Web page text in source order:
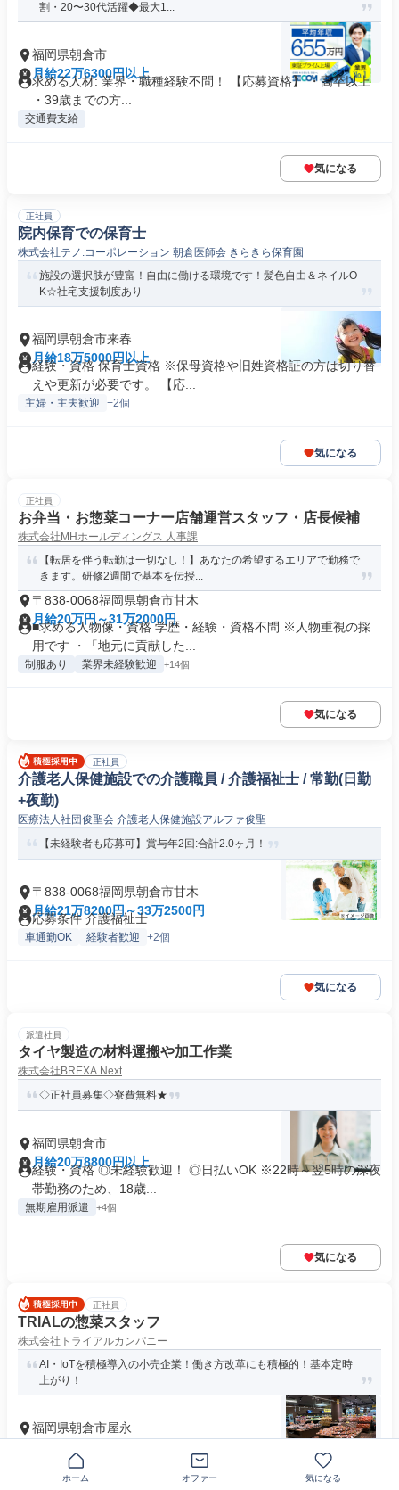
割・20〜30代活躍◆最大1...
福岡県朝倉市
月給22万6300円以上
求める人材: 業界・職種経験不問！ 【応募資格】 ・高卒以上
・39歳までの方...
交通費支給
気になる
正社員
院内保育での保育士
株式会社テノ.コーポレーション 朝倉医師会 きらきら保育園
施設の選択肢が豊富！自由に働ける環境です！髪色自由＆ネイルO
K☆社宅支援制度あり
福岡県朝倉市来春
月給18万5000円以上
経験・資格 保育士資格 ※保母資格や旧姓資格証の方は切り替
えや更新が必要です。 【応...
主婦・主夫歓迎 +2個
気になる
正社員
お弁当・お惣菜コーナー店舗運営スタッフ・店長候補
株式会社MHホールディングス 人事課
【転居を伴う転勤は一切なし！】あなたの希望するエリアで勤務で
きます。研修2週間で基本を伝授...
〒838-0068福岡県朝倉市甘木
月給20万円～31万2000円
■求める人物像・資格 学歴・経験・資格不問 ※人物重視の採
用です ・「地元に貢献した...
制服あり 業界未経験歓迎 +14個
気になる
正社員
介護老人保健施設での介護職員 / 介護福祉士 / 常勤(日勤
+夜勤)
医療法人社団俊聖会 介護老人保健施設アルファ俊聖
【未経験者も応募可】賞与年2回:合計2.0ヶ月！
〒838-0068福岡県朝倉市甘木
月給21万8200円～33万2500円
応募条件 介護福祉士
車通勤OK 経験者歓迎 +2個
気になる
派遣社員
タイヤ製造の材料運搬や加工作業
株式会社BREXA Next
◇正社員募集◇寮費無料★
福岡県朝倉市
月給20万8800円以上
経験・資格 ◎未経験歓迎！ ◎日払いOK ※22時～翌5時の深夜
帯勤務のため、18歳...
無期雇用派遣 +4個
気になる
正社員
TRIALの惣菜スタッフ
株式会社トライアルカンパニー
AI・IoTを積極導入の小売企業！働き方改革にも積極的！基本定時
上がり！
福岡県朝倉市屋永
求める人材: 必須 ・業界未経験OK 歓迎 食品スーパーや小売店
経験者 中食や百貨...
ホーム オファー 気になる